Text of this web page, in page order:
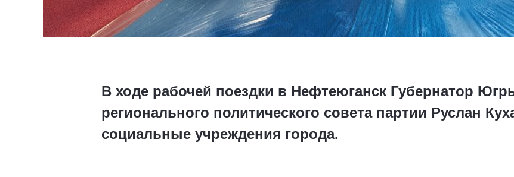
В ходе рабочей поездки в Нефтеюганск Губернатор
регионального политического совета партии Руслан
социальные учреждения города.